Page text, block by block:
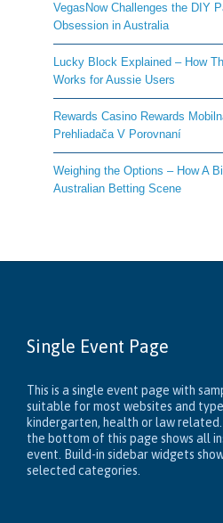
VegasNow Challenges the DIY
Obsession in Australia
Lucky Block Explained – How
Works for Aussie Users
Rewards Casino Rewards
Prehliadača V Porovnaní
Weighing the Options – How A
Australian Betting Scene
Single Event Page
This is a single event page with
suitable for most websites and
kindergarten, health or law
the bottom of this page shows all
event. Build-in sidebar widgets
selected categories.